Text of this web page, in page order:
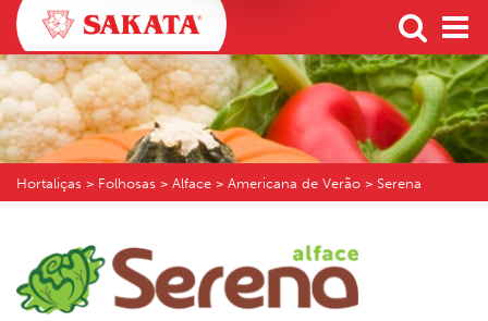
Hortaliças > Folhosas > Alface > Americana de Verão > Serena